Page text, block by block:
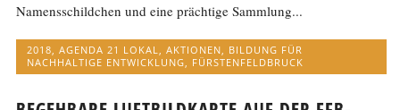
Namensschildchen und eine prächtige Sammlung...
2018,AGENDA 21 LOKAL,AKTIONEN, BILDUNG FÜR
NACHHALTIGE ENTWICKLUNG, FÜRSTENFELDBRUCK